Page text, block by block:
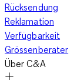
Rücksendung
Reklamation
Verfügbarkeit
Grössenberater
Über C&A